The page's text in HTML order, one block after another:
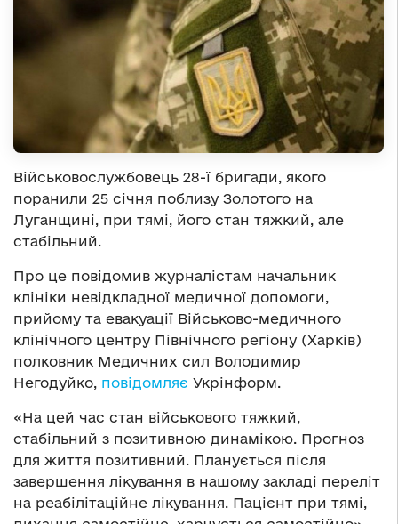
Військовослужбовець 28-ї бригади, якого
поранили 25 січня поблизу Золотого на
Луганщині, при тямі, його стан тяжкий, але
стабільний.
Про це повідомив журналістам начальник
клініки невідкладної медичної допомоги,
прийому та евакуації Військово-медичного
клінічного центру Північного регіону (Харків)
полковник Медичних сил Володимир
Негодуйко, повідомляє Укрінформ.
«На цей час стан військового тяжкий,
стабільний з позитивною динамікою. Прогноз
для життя позитивний. Планується після
завершення лікування в нашому закладі переліт
на реабілітаційне лікування. Пацієнт при тямі,